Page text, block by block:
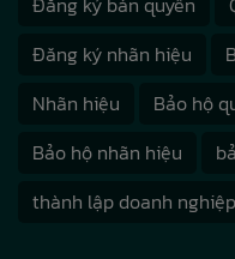
Đăng ký nhãn hiệu
Nhãn hiệu
Bảo hộ
Bảo hộ nhãn hiệu
thành lập doanh nghiệp